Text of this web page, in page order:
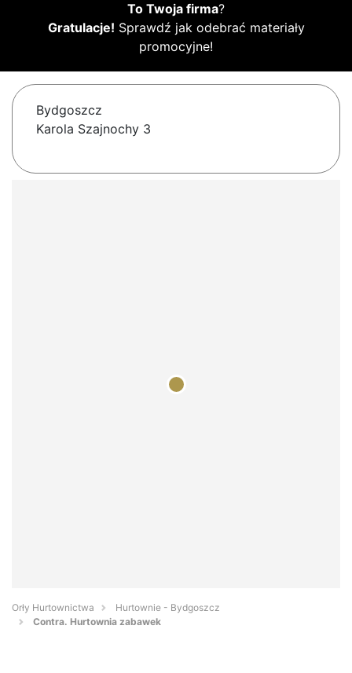
To Twoja firma?
Gratulacje! Sprawdź jak odebrać materiały
promocyjne!
Bydgoszcz
Karola Szajnochy 3
Orły Hurtownictwa
Hurtownie - Bydgoszcz
Contra. Hurtownia zabawek